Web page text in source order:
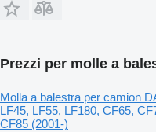
Prezzi per molle a
Molla a balestra per camion
LF45, LF55, LF180, CF65,
CF85 (2001-)